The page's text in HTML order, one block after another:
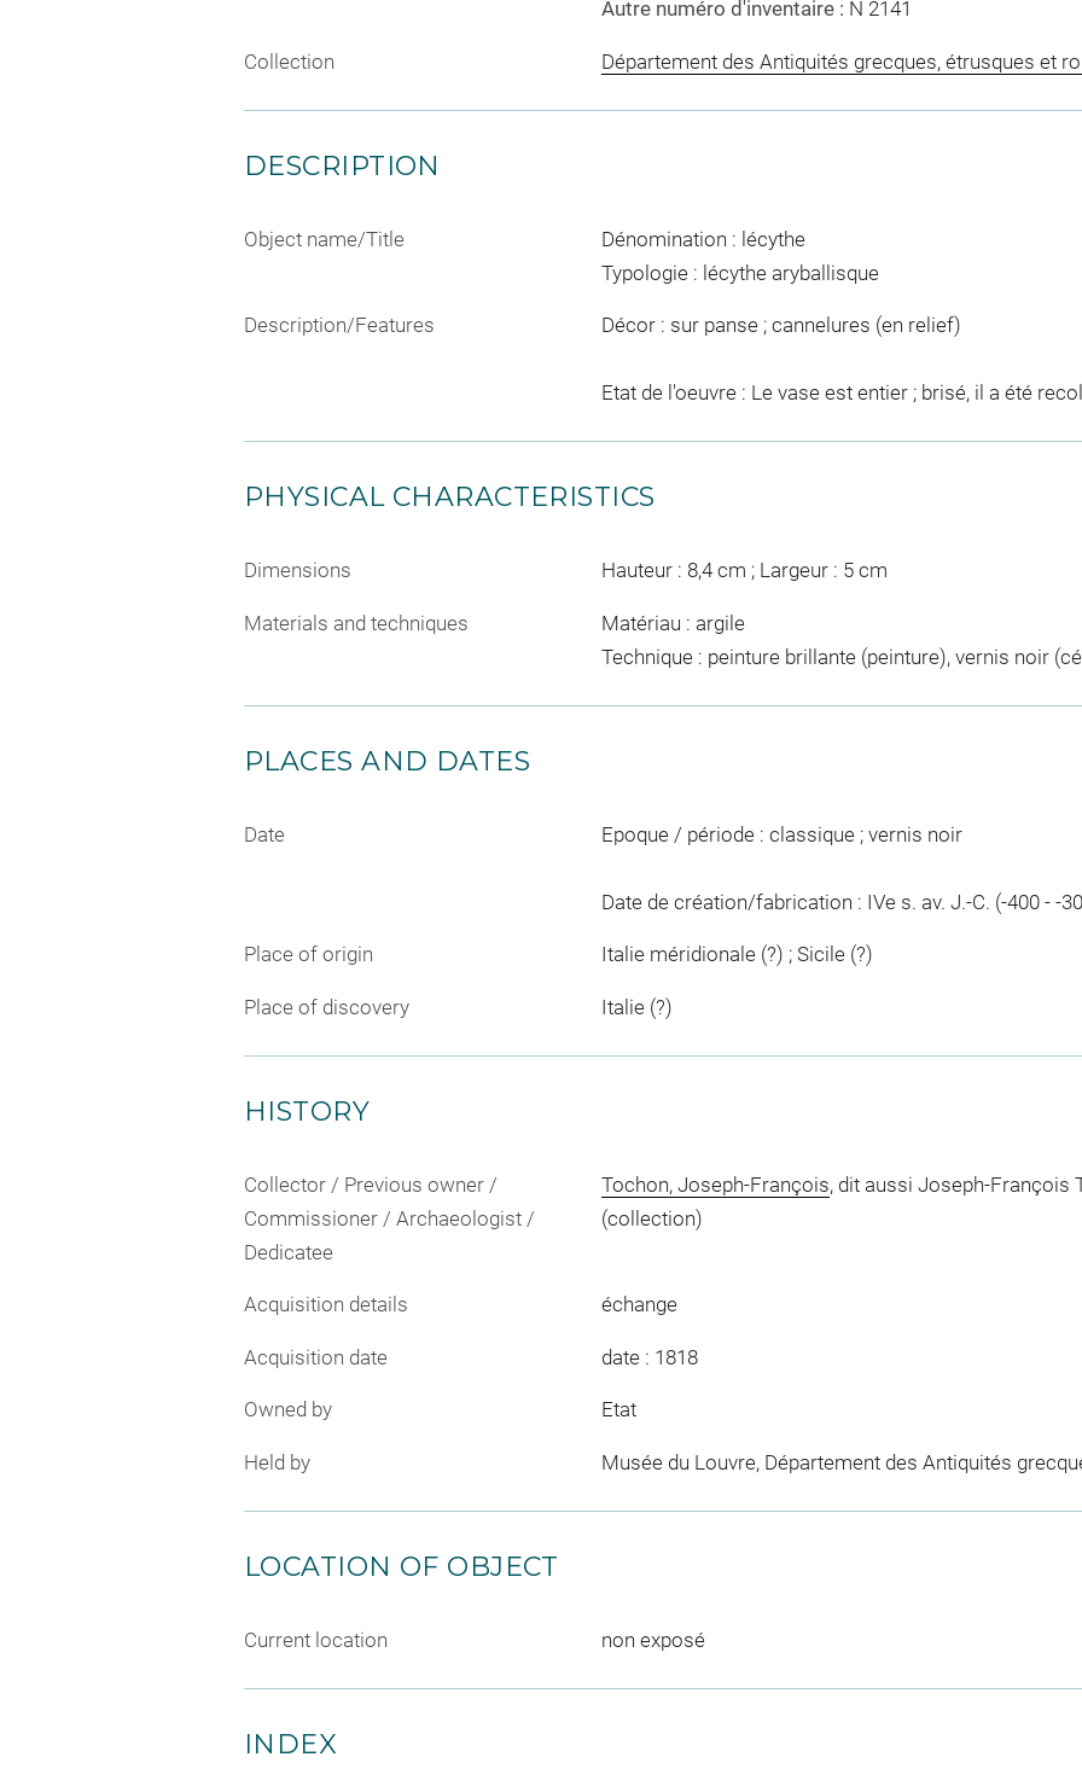
Autre numéro d'inventaire : N 2141
Collection Département des Antiquités grecques, étrusques et
DESCRIPTION
Object name/Title
Dénomination : lécythe
Typologie : lécythe aryballisque
Description/Features Décor : sur panse ; cannelures (en relief)
Etat de l'oeuvre : Le vase est entier ; brisé, il a été
PHYSICAL CHARACTERISTICS
Dimensions Hauteur : 8,4 cm ; Largeur : 5 cm
Materials and techniques
Matériau : argile
Technique : peinture brillante (peinture), vernis noir
PLACES AND DATES
Date Epoque / période : classique ; vernis noir
Date de création/fabrication : IVe s. av. J.-C. (-400 - -
Place of origin Italie méridionale (?) ; Sicile (?)
Place of discovery Italie (?)
HISTORY
Collector / Previous owner /
Commissioner / Archaeologist /
Dedicatee
Tochon, Joseph-François, dit aussi Joseph-François
(collection)
Acquisition details échange
Acquisition date date : 1818
Owned by Etat
Held by Musée du Louvre, Département des Antiquités
LOCATION OF OBJECT
Current location non exposé
INDEX